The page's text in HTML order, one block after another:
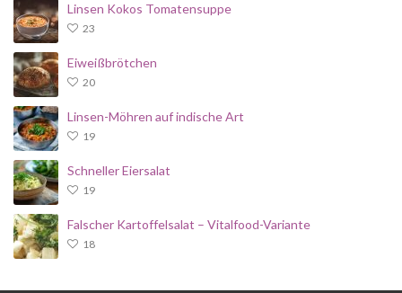
Linsen Kokos Tomatensuppe
23
Eiweißbrötchen
20
Linsen-Möhren auf indische Art
19
Schneller Eiersalat
19
Falscher Kartoffelsalat – Vitalfood-Variante
18